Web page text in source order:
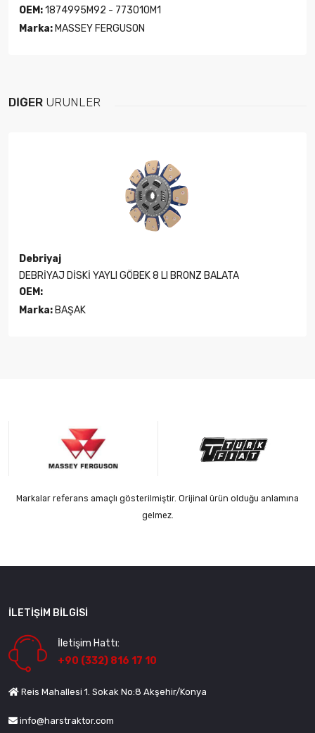
OEM:1874995M92 - 773010M1
Marka: MASSEY FERGUSON
DIĞER ÜRÜNLER
Debriyaj
DEBRİYAJ DİSKİ YAYLI GÖBEK 8 LI BRONZ BALATA
OEM:
Marka: BAŞAK
Markalar referans amaçlı gösterilmiştir. Orijinal ürün olduğu anlamına
gelmez.
İLETIŞIM BILGISI
İletişim Hattı:
+90 (332) 816 17 10
Reis Mahallesi 1. Sokak No:8 Akşehir/Konya
info@harstraktor.com